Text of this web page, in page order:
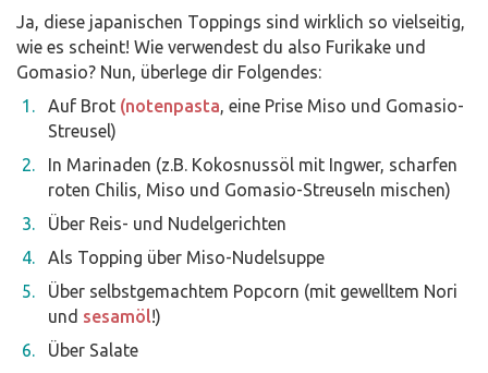
Ja, diese japanischen Toppings sind wirklich so vielseitig,
wie es scheint! Wie verwendest du also Furikake und
Gomasio? Nun, überlege dir Folgendes:
Auf Brot (notenpasta, eine Prise Miso und Gomasio-
Streusel)
In Marinaden (z.B. Kokosnussöl mit Ingwer, scharfen
roten Chilis, Miso und Gomasio-Streuseln mischen)
Über Reis- und Nudelgerichten
Als Topping über Miso-Nudelsuppe
Über selbstgemachtem Popcorn (mit gewelltem Nori
und sesamöl!)
Über Salate